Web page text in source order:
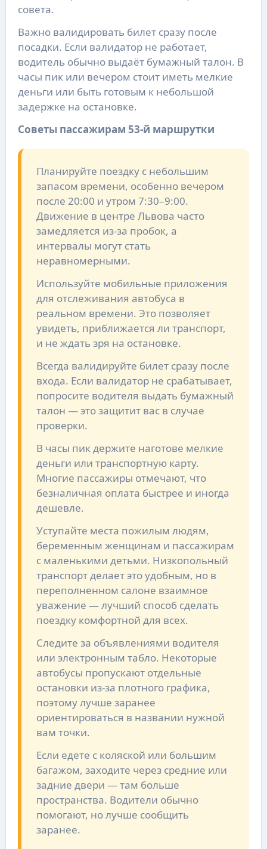
совета.
Важно валидировать билет сразу после
посадки. Если валидатор не работает,
водитель обычно выдаёт бумажный талон. В
часы пик или вечером стоит иметь мелкие
деньги или быть готовым к небольшой
задержке на остановке.
Советы пассажирам 53-й маршрутки
Планируйте поездку с небольшим
запасом времени, особенно вечером
после 20:00 и утром 7:30–9:00.
Движение в центре Львова часто
замедляется из-за пробок, а
интервалы могут стать
неравномерными.
Используйте мобильные приложения
для отслеживания автобуса в
реальном времени. Это позволяет
увидеть, приближается ли транспорт,
и не ждать зря на остановке.
Всегда валидируйте билет сразу после
входа. Если валидатор не срабатывает,
попросите водителя выдать бумажный
талон — это защитит вас в случае
проверки.
В часы пик держите наготове мелкие
деньги или транспортную карту.
Многие пассажиры отмечают, что
безналичная оплата быстрее и иногда
дешевле.
Уступайте места пожилым людям,
беременным женщинам и пассажирам
с маленькими детьми. Низкопольный
транспорт делает это удобным, но в
переполненном салоне взаимное
уважение — лучший способ сделать
поездку комфортной для всех.
Следите за объявлениями водителя
или электронным табло. Некоторые
автобусы пропускают отдельные
остановки из-за плотного графика,
поэтому лучше заранее
ориентироваться в названии нужной
вам точки.
Если едете с коляской или большим
багажом, заходите через средние или
задние двери — там больше
пространства. Водители обычно
помогают, но лучше сообщить
заранее.